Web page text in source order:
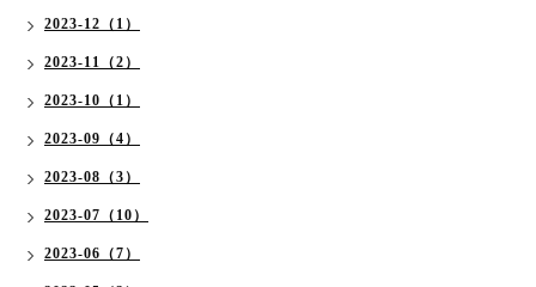
2023-12（1）
2023-11（2）
2023-10（1）
2023-09（4）
2023-08（3）
2023-07（10）
2023-06（7）